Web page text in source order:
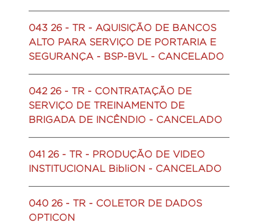
043 26 - TR - AQUISIÇÃO DE BANCOS
ALTO PARA SERVIÇO DE PORTARIA E
SEGURANÇA - BSP-BVL - CANCELADO
042 26 - TR - CONTRATAÇÃO DE
SERVIÇO DE TREINAMENTO DE
BRIGADA DE INCÊNDIO - CANCELADO
041 26 - TR - PRODUÇÃO DE VIDEO
INSTITUCIONAL BibliON - CANCELADO
040 26 - TR - COLETOR DE DADOS
OPTICON